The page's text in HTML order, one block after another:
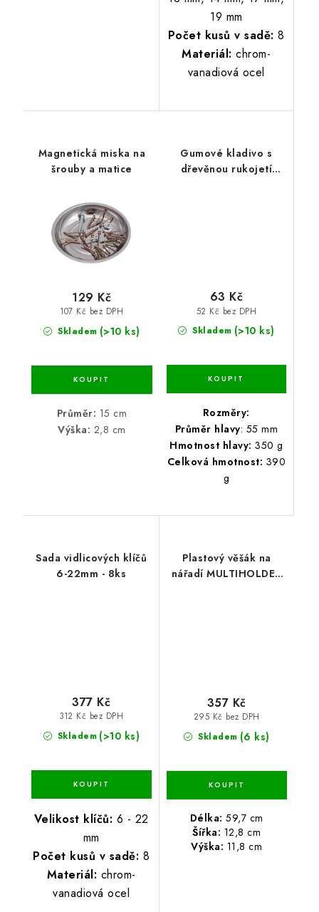
19 mm
Počet kusů v sadě: 8
Materiál: chrom-
vanadiová ocel
Magnetická miska na
šrouby a matice
Skladem (>10 ks)
107 Kč bez DPH
129 Kč
Průměr: 15 cm
Výška: 2,8 cm
Gumové kladivo s
dřevěnou rukojetí
Skladem (>10 ks)
52 Kč bez DPH
63 Kč
Rozměry:
Průměr hlavy: 55 mm
Hmotnost hlavy: 350 g
Celková hmotnost: 390
g
Sada vidlicových klíčů
6-22mm - 8ks
Skladem (>10 ks)
312 Kč bez DPH
377 Kč
Velikost klíčů: 6 - 22
mm
Počet kusů v sadě: 8
Materiál: chrom-
vanadiová ocel
Plastový věšák na
nářadí MULTIHOLDER
Skladem (6 ks)
295 Kč bez DPH
357 Kč
Délka: 59,7 cm
Šířka: 12,8 cm
Výška: 11,8 cm